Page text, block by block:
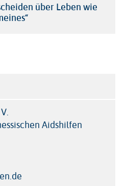
über Leben wie
Aidshilfen